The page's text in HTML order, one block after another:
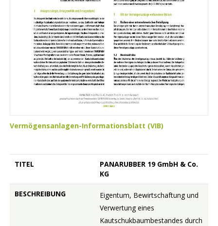
Vermögensanlagen-Informationsblatt (VIB)
TITEL
PANARUBBER 19 GmbH & Co.
KG
BESCHREIBUNG
Eigentum, Bewirtschaftung und
Verwertung eines
Kautschukbaumbestandes durch